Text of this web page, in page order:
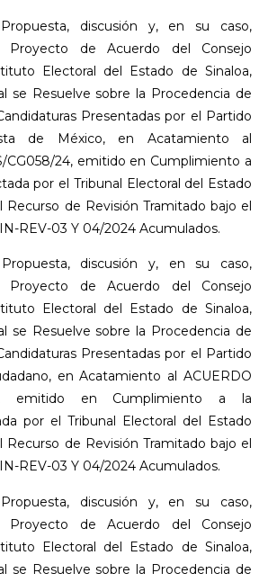
discusión y, en su caso,
Proyecto de Acuerdo del Consejo
Electoral del Estado de Sinaloa,
se Resuelve sobre la Procedencia de
Presentadas por el Partido
de México, en Acatamiento al
CG058/24, emitido en Cumplimiento a
por el Tribunal Electoral del Estado
Recurso de Revisión Tramitado bajo el
REV-03 Y 04/2024 Acumulados.
Propuesta, discusión y, en su caso,
Proyecto de Acuerdo del Consejo
Electoral del Estado de Sinaloa,
se Resuelve sobre la Procedencia de
Presentadas por el Partido
en Acatamiento al ACUERDO
emitido en Cumplimiento a la
por el Tribunal Electoral del Estado
Recurso de Revisión Tramitado bajo el
REV-03 Y 04/2024 Acumulados.
discusión y, en su caso,
Proyecto de Acuerdo del Consejo
Electoral del Estado de Sinaloa,
se Resuelve sobre la Procedencia de